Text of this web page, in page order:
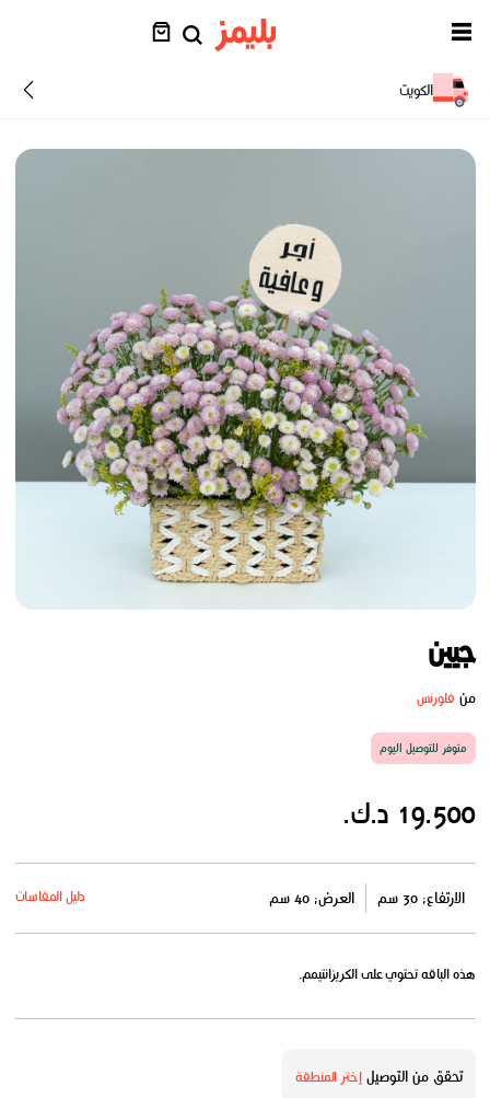
الكويت
جيين
من فلورنس
متوفر للتوصيل اليوم
19.500 د.ك.
الارتفاع: 30 سم العرض: 40 سم دليل المقاسات
هذه الباقه تحتوي على الكريزانتيمم.
تحقق من التوصيلإختر المنطقة